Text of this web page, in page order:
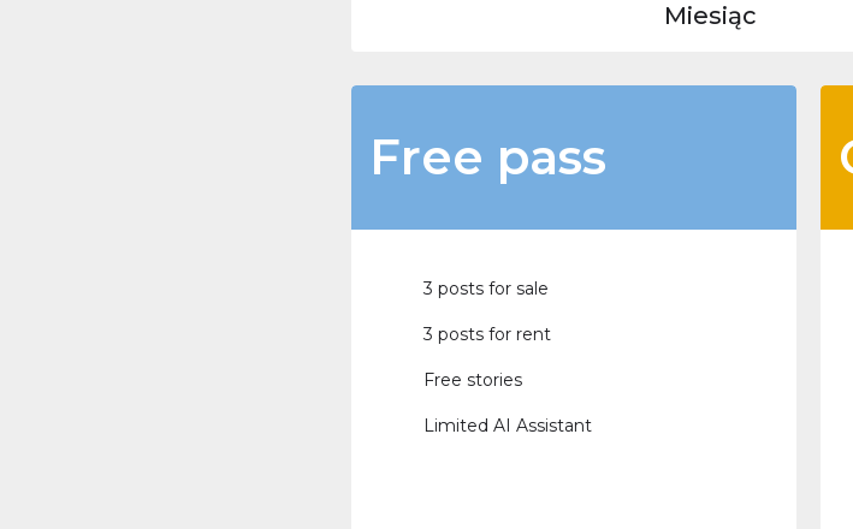
Miesiąc
Free pass
3 posts for sale
3 posts for rent
Free stories
Limited AI Assistant